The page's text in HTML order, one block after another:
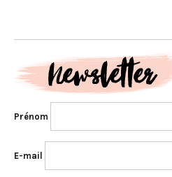
Prénom
E-mail